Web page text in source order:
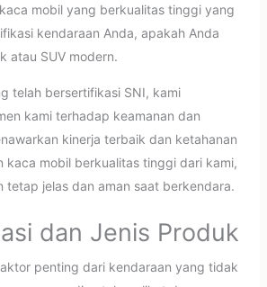
mobil yang berkualitas tinggi yang
kendaraan Anda, apakah Anda
atau SUV modern.
telah bersertifikasi SNI, kami
kami terhadap keamanan dan
kinerja terbaik dan ketahanan
kaca mobil berkualitas tinggi dari kami,
tetap jelas dan aman saat berkendara.
dan Jenis Produk
penting dari kendaraan yang tidak